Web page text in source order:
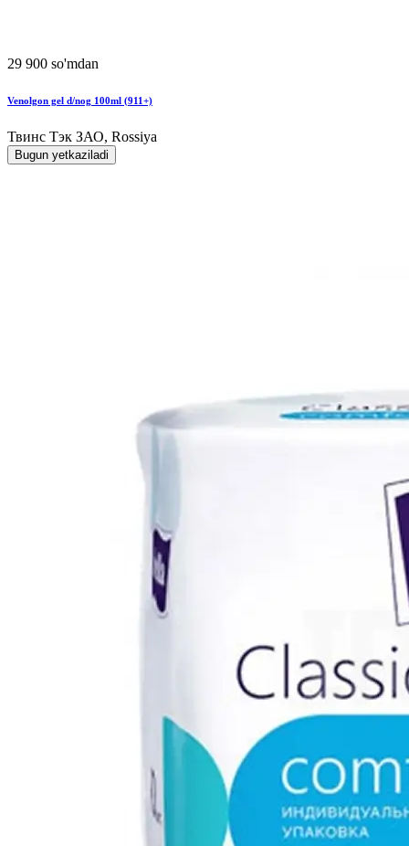
29 900 so'mdan
Venolgon gel d/nog 100ml (911+)
Твинс Тэк ЗАО, Rossiya
Bugun yetkaziladi